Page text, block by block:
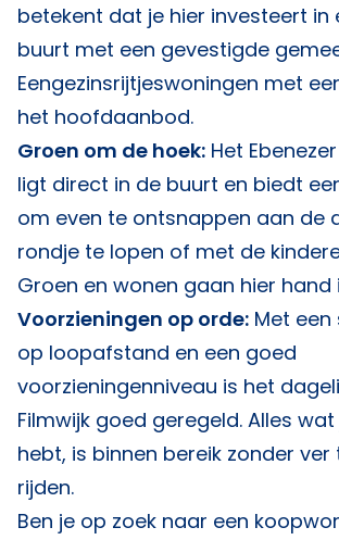
betekent dat je hier investeert in
buurt met een gevestigde
Eengezinsrijtjeswoningen met
het hoofdaanbod.
Groen om de hoek: Het
ligt direct in de buurt en biedt
om even te ontsnappen aan de
rondje te lopen of met de
Groen en wonen gaan hier hand
Voorzieningen op orde: Met
op loopafstand en een goed
voorzieningenniveau is het
Filmwijk goed geregeld. Alles
hebt, is binnen bereik zonder ver
rijden.
Ben je op zoek naar een